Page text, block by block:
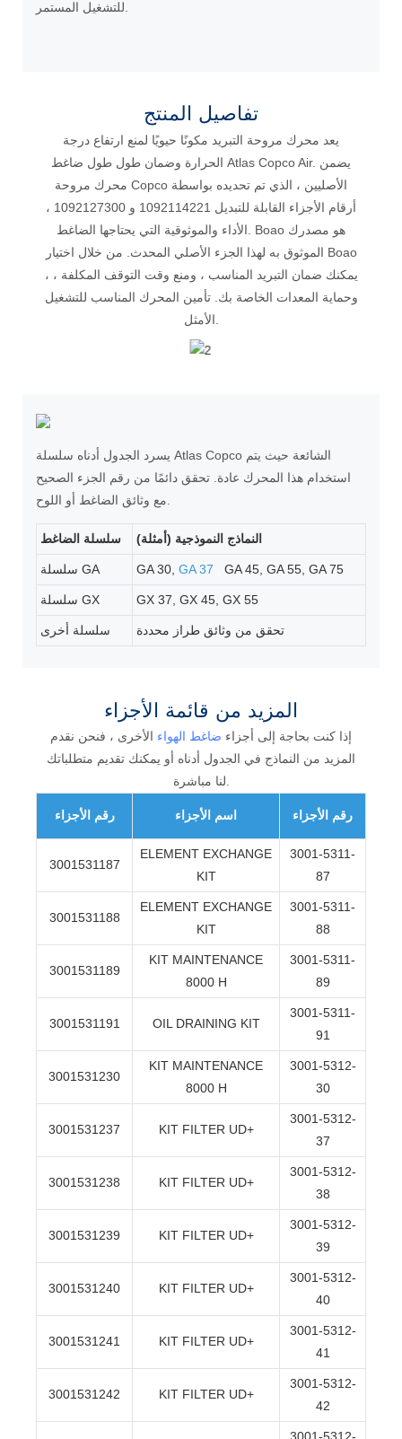
للتشغيل المستمر.
تفاصيل المنتج
يعد محرك مروحة التبريد مكونًا حيويًا لمنع ارتفاع درجة
الحرارة وضمان طول طول ضاغط Atlas Copco Air. يضمن
محرك مروحة Copco الأصليين ، الذي تم تحديده بواسطة
أرقام الأجزاء القابلة للتبديل 1092114221 و 1092127300 ،
الأداء والموثوقية التي يحتاجها الضاغط. Boao هو مصدرك
الموثوق به لهذا الجزء الأصلي المحدث. من خلال اختيار Boao
، يمكنك ضمان التبريد المناسب ، ومنع وقت التوقف المكلفة ،
وحماية المعدات الخاصة بك. تأمين المحرك المناسب للتشغيل
يسرد الجدول أدناه سلسلة Atlas Copco الشائعة حيث يتم
استخدام هذا المحرك عادة. تحقق دائمًا من رقم الجزء الصحيح
سلسلة الضاغط النماذج النموذجية (أمثلة)
سلسلة GA GA 30, GA 37 GA 45, GA 55, GA 75
سلسلة GX GX 37, GX 45, GX 55
سلسلة أخرى تحقق من وثائق طراز محددة
المزيد من قائمة الأجزاء
إذا كنت بحاجة إلى أجزاء ضاغط الهواء الأخرى ، فنحن نقدم
المزيد من النماذج في الجدول أدناه أو يمكنك تقديم متطلباتك
رقم الأجزاء اسم الأجزاء رقم الأجزاء
3001531187
ELEMENT EXCHANGE
KIT
3001-5311-
87
3001531188
ELEMENT EXCHANGE
KIT
3001-5311-
88
3001531189
KIT MAINTENANCE
8000 H
3001-5311-
89
3001531191 OIL DRAINING KIT
3001-5311-
91
3001531230
KIT MAINTENANCE
8000 H
3001-5312-
30
3001531237 KIT FILTER UD+
3001-5312-
37
3001531238 KIT FILTER UD+
3001-5312-
38
3001531239 KIT FILTER UD+
3001-5312-
39
3001531240 KIT FILTER UD+
3001-5312-
40
3001531241 KIT FILTER UD+
3001-5312-
41
3001531242 KIT FILTER UD+
3001-5312-
42